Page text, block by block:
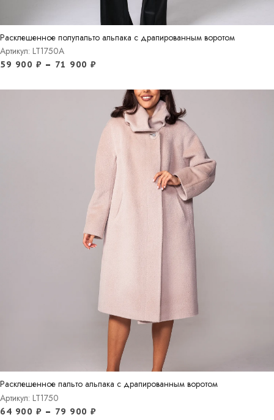
Расклешенное полупальто альпака с драпированным воротом
Артикул: LT1750A
59 900 ₽ – 71 900 ₽
Расклешенное пальто альпака с драпированным воротом
Артикул: LT1750
64 900 ₽ – 79 900 ₽